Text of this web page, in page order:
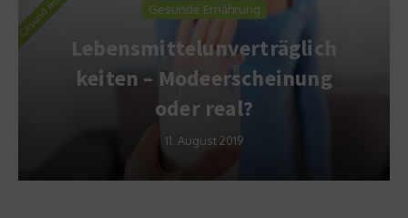
Gesunde Ernährung
Lebensmittelunverträglich
keiten – Modeerscheinung
oder real?
11. August 2019